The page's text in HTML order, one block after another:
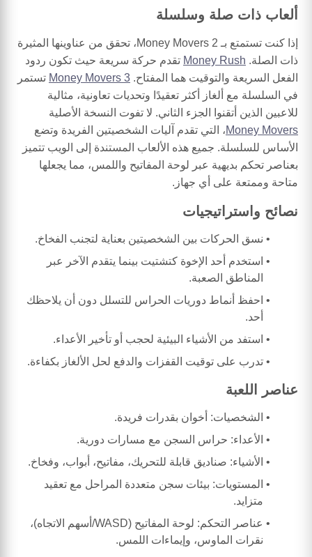
ألعاب ذات صلة وسلسلة
إذا كنت تستمتع بـ Money Movers 2، تحقق من عناوينها المثيرة
ذات الصلة. Money Rush تقدم حركة سريعة حيث تكون ردود
الفعل السريعة والتوقيت هما المفتاح. Money Movers 3 تستمر
في السلسلة مع ألغاز أكثر تعقيدًا وتحديات تعاونية، مثالية
للاعبين الذين أتقنوا الجزء الثاني. لا تفوت النسخة الأصلية
Money Movers، التي تقدم آليات الشخصيتين الفريدة وتضع
الأساس للسلسلة. جميع هذه الألعاب المستندة إلى الويب تتميز
بعناصر تحكم بديهية عبر لوحة المفاتيح واللمس، مما يجعلها
متاحة وممتعة على أي جهاز.
نصائح واستراتيجيات
نسق الحركات بين الشخصيتين بعناية لتجنب الفخاخ.
استخدم أحد الإخوة كتشتيت بينما يتقدم الآخر عبر
المناطق الصعبة.
احفظ أنماط دوريات الحراس للتسلل دون أن يلاحظك
أحد.
استفد من الأشياء البيئية لحجب أو تأخير الأعداء.
تدرب على توقيت القفزات والدفع لحل الألغاز بكفاءة.
عناصر اللعبة
الشخصيات: أخوان بقدرات فريدة.
الأعداء: حراس السجن مع مسارات دورية.
الأشياء: صناديق قابلة للتحريك، مفاتيح، أبواب، وفخاخ.
المستويات: بيئات سجن متعددة المراحل مع تعقيد
متزايد.
عناصر التحكم: لوحة المفاتيح (WASD/أسهم الاتجاه)،
نقرات الماوس، وإيماءات اللمس.